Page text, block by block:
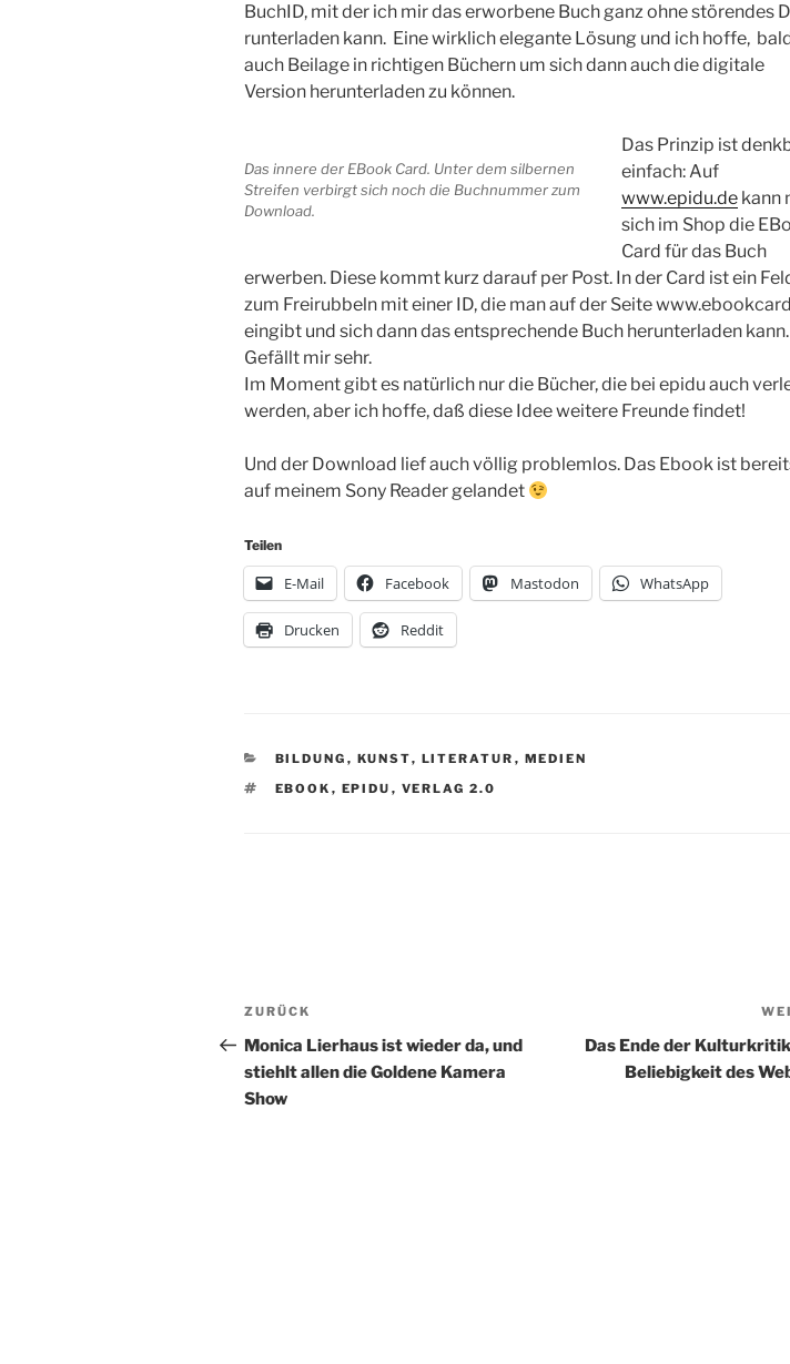
BuchID, mit der ich mir das erworbene Buch ganz ohne störendes
runterladen kann. Eine wirklich elegante Lösung und ich hoffe, bald
auch Beilage in richtigen Büchern um sich dann auch die digitale
Version herunterladen zu können.
Das innere der EBook Card. Unter dem silbernen
Streifen verbirgt sich noch die Buchnummer zum
Download.
Das Prinzip ist
einfach: Auf
www.epidu.dekann
sich im Shop die
Card für das Buch
erwerben. Diese kommt kurz darauf per Post. In der Card ist ein
zum Freirubbeln mit einer ID, die man auf der Seite
eingibt und sich dann das entsprechende Buch herunterladen kann.
Gefällt mir sehr.
Im Moment gibt es natürlich nur die Bücher, die bei epidu auch
werden, aber ich hoffe, daß diese Idee weitere Freunde findet!
Und der Download lief auch völlig problemlos. Das Ebook ist
auf meinem Sony Reader gelandet
Teilen
E-Mail Facebook Mastodon WhatsApp
Drucken Reddit
KATEGORIEN
BILDUNG , KUNST, LITERATUR , MEDIEN
SCHLAGWÖRTER
EBOOK , EPIDU , VERLAG 2.0
Beitragsnavigation
Vorheriger
Beitrag
ZURÜCK
Monica Lierhaus ist wieder da, und
stiehlt allen die Goldene Kamera
Show
Das Ende der
Beliebigkeit des